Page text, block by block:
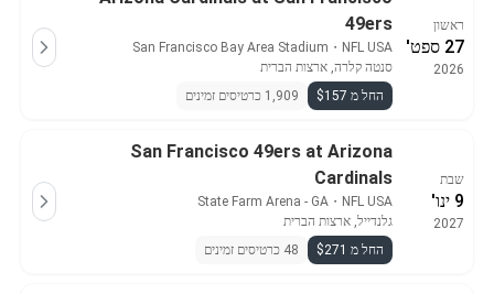
ראשון
27 ספט'
2026
49ers
NFL USA
・
San Francisco Bay Area Stadium
סנטה קלרה, ארצות הברית
החל מ $157
1,909 כרטיסים זמינים
שבת
9 ינו'
2027
San Francisco 49ers at Arizona
Cardinals
NFL USA
・
State Farm Arena - GA
גלנדייל, ארצות הברית
החל מ $271
48 כרטיסים זמינים